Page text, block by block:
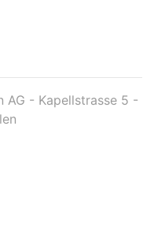
AG - Kapellstrasse 5 -